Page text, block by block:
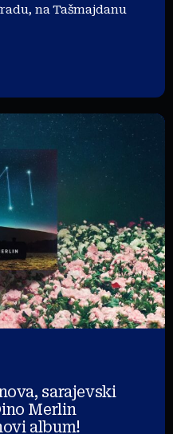
na Tašmajdanu
sarajevski
Merlin
album!